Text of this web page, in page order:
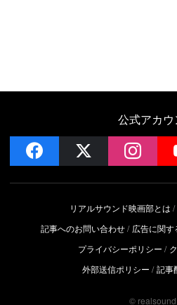
公式アカウ
facebook
リアルサウンド映画部とは
記事へのお問い合わせ
広告に関
プライバシーポリシー
外部送信ポリシー
記事
©